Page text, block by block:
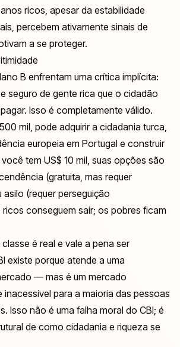
ricos, apesar da estabilidade
percebem ativamente sinais de
a se proteger.
B enfrentam uma crítica implícita:
seguro de gente rica que o cidadão
Isso é completamente válido.
mil, pode adquirir a cidadania turca,
europeia em Portugal e construir
tem US$ 10 mil, suas opções são
(gratuita, mas requer
(requer perseguição
conseguem sair; os pobres ficam
é real e vale a pena ser
existe porque atende a uma
— mas é um mercado
inacessível para a maioria das pessoas
Isso não é uma falha moral do CBI; é
de como cidadania e riqueza se